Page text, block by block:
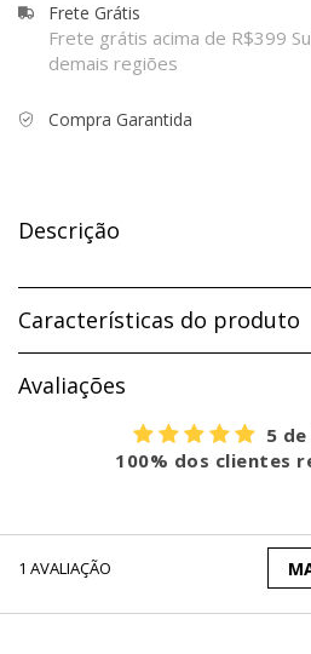
Frete Grátis
Frete grátis acima de R$399
demais regiões
Compra Garantida
Descrição
Características do produto
Avaliações
5
100% dos clientes
1 AVALIAÇÃO